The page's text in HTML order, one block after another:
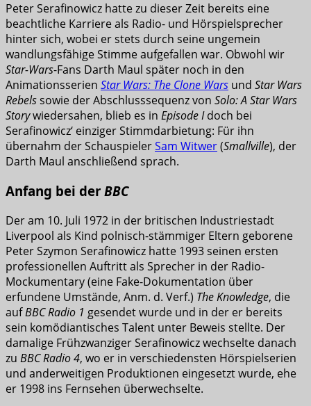
Peter Serafinowicz hatte zu dieser Zeit bereits eine
beachtliche Karriere als Radio- und Hörspielsprecher
hinter sich, wobei er stets durch seine ungemein
wandlungsfähige Stimme aufgefallen war. Obwohl wir
Star-Wars-Fans Darth Maul später noch in den
Animationsserien Star Wars: The Clone Wars und Star Wars
Rebelssowie der Abschlusssequenz von Solo: A Star Wars
Storywiedersahen, blieb es in Episode Idoch bei
Serafinowicz‘ einziger Stimmdarbietung: Für ihn
übernahm der SchauspielerSam Witwer(Smallville), der
Darth Maul anschließend sprach.
Anfang bei der BBC
Der am 10. Juli 1972 in der britischen Industriestadt
Liverpool als Kind polnisch-stämmiger Eltern geborene
Peter Szymon Serafinowicz hatte 1993 seinen ersten
professionellen Auftritt als Sprecher in der Radio-
Mockumentary (eine Fake-Dokumentation über
erfundene Umstände, Anm. d. Verf.) The Knowledge, die
aufBBC Radio 1 gesendet wurde und in der er bereits
sein komödiantisches Talent unter Beweis stellte. Der
damalige Frühzwanziger Serafinowicz wechselte danach
zu BBC Radio 4, wo er in verschiedensten Hörspielserien
und anderweitigen Produktionen eingesetzt wurde, ehe
er 1998 ins Fernsehen überwechselte.